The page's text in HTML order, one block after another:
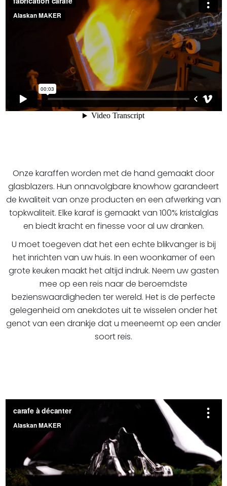
Onze karaffen worden met de hand gemaakt door
glasblazers. Hun onnavolgbare knowhow garandeert
de kwaliteit van onze producten en een afwerking van
topkwaliteit. Elke karaf is gemaakt van 100% kristalglas
en biedt kracht en finesse voor al uw dranken.
U moet toegeven dat het een echte blikvanger is bij
het inrichten van uw huis. In een woonkamer of een
grote keuken maakt het altijd indruk. Neem uw gasten
mee op een reis naar de beroemdste
bezienswaardigheden ter wereld. Het is de perfecte
gelegenheid om anekdotes uit te wisselen onder het
genot van een drankje dat u meeneemt op een ander
soort reis.